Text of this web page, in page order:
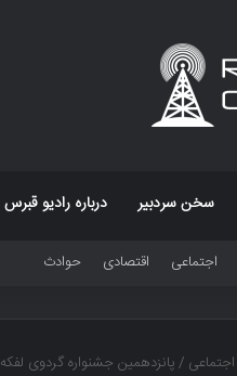
سخن سردبیر درباره رادیو قبرس
اجتماعی اقتصادی حوادث
اجتماعی /پانزدهمین جشنواره گردوی لفکه